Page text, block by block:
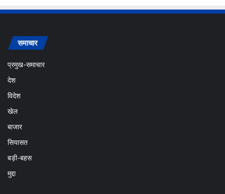
समाचार
प्रमुख-समाचार
देश
विदेश
खेल
बाजार
सियासत
बड़ी-बहस
मुद्दा